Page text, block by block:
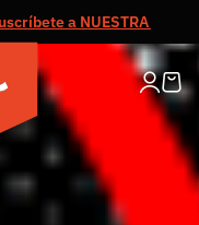
a NUESTRA